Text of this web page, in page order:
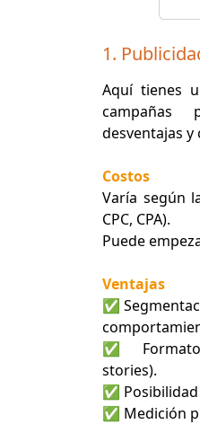
1.
Aquí tienes
campañas
desventajas
Costos
Varía según
CPC, CPA).
Puede
Ventajas
✅
✅
stories).
✅
✅ Medición